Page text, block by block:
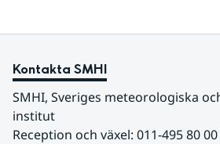
Kontakta SMHI
SMHI, Sveriges meteorologiska
institut
Reception och växel: 011-495 80 00